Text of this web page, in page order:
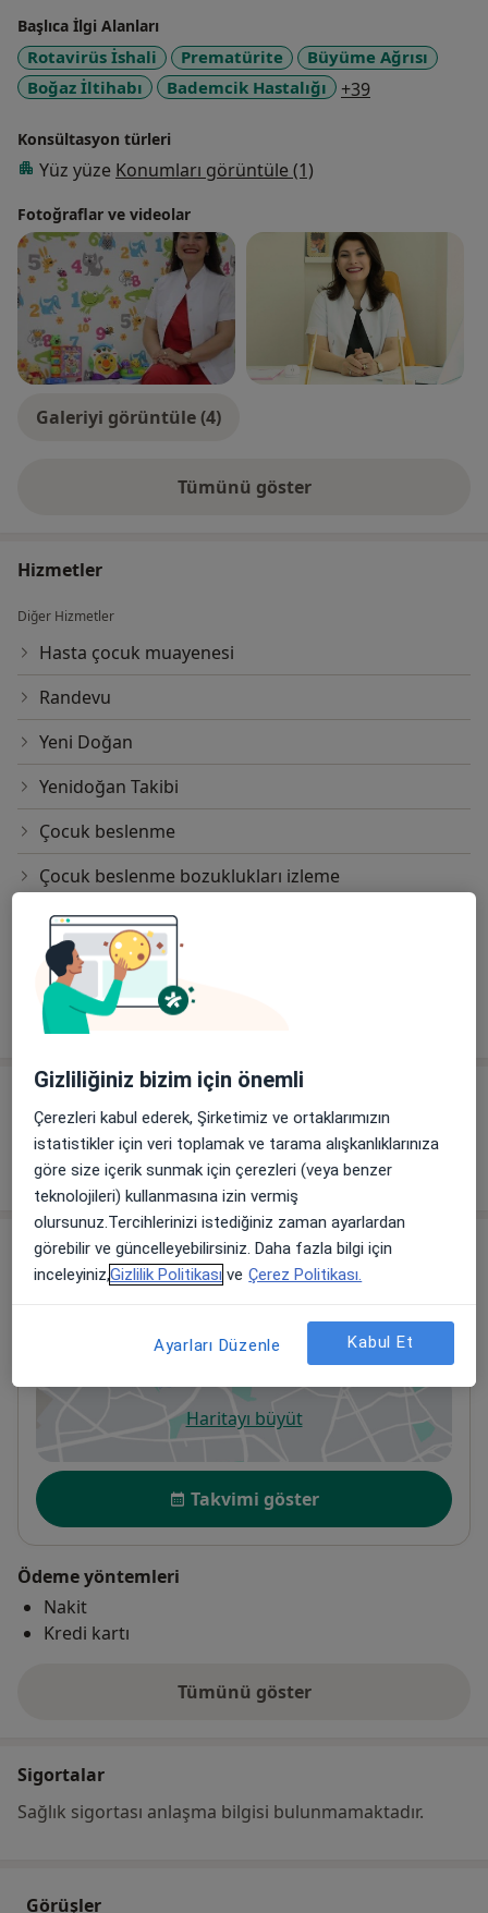
Başlıca İlgi Alanları
Rotavirüs İshali Prematürite
Büyüme Ağrısı
Boğaz İltihabı
Bademcik Hastalığı +39
Konsültasyon türleri
Yüz yüze Konumları görüntüle (1)
Fotoğraflar ve videolar
Galeriyi görüntüle (4)
Tümünü gösterdeneyim hakkında
Hizmetler
Diğer Hizmetler
Hasta çocuk muayenesi
Randevu
Yeni Doğan
Yenidoğan Takibi
Çocuk beslenme
Çocuk beslenme bozuklukları izleme
Çocuklarda Astım
Çocuklarda Egzema
Çocukta gelişimi izleme
Makaleler
Adres
Mimar Sinan Mahallesi 1403 sokak No:1 Kat:3 Da:3
Celardin Suites Alsancak, Konak İzmir35220
Haritayı büyütyeni bir sekmede açılır
Uygunluk
Takvimi göster
Ödeme yöntemleri
Nakit
Kredi kartı
Tümünü göster
adres hakkında
Sigortalar
Sağlık sigortası anlaşma bilgisi bulunmamaktadır.
Görüşler
Gizliliğiniz bizim için önemli
Çerezleri kabul ederek, Şirketimiz ve ortaklarımızın
istatistikler için veri toplamak ve tarama alışkanlıklarınıza
göre size içerik sunmak için çerezleri (veya benzer
teknolojileri) kullanmasına izin vermiş
olursunuz.Tercihlerinizi istediğiniz zaman ayarlardan
görebilir ve güncelleyebilirsiniz. Daha fazla bilgi için
inceleyiniz,Gizlilik Politikası ve Çerez Politikası.
Ayarları Düzenle Kabul Et